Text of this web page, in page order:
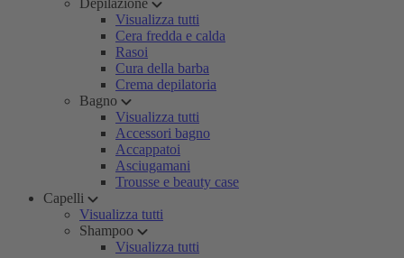
Depilazione
Visualizza tutti
Cera fredda e calda
Rasoi
Cura della barba
Crema depilatoria
Bagno
Visualizza tutti
Accessori bagno
Accappatoi
Asciugamani
Trousse e beauty case
Capelli
Visualizza tutti
Shampoo
Visualizza tutti